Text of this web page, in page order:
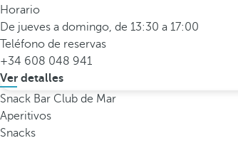
Horario
De jueves a domingo, de 13:30 a 17:00
Teléfono de reservas
+34 608 048 941
Ver detalles
Snack Bar Club de Mar
Aperitivos
Snacks